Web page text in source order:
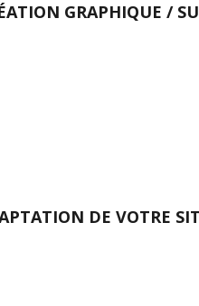
GRAPHIQUE /
DE VOTRE